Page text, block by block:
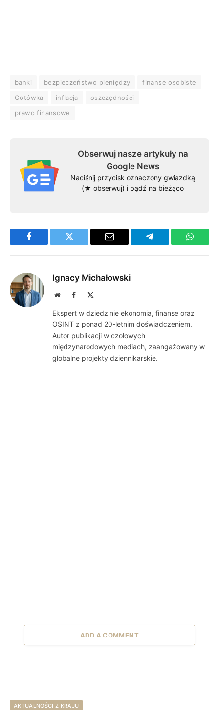
banki bezpieczeństwo pieniędzy
finanse osobiste
Gotówka
inflacja
oszczędności
prawo finansowe
Obserwuj nasze artykuły na
Google News
Naciśnij przycisk oznaczony gwiazdką
(★ obserwuj) i bądź na bieżąco
Facebook Twitter Email Telegram
Ignacy Michałowski
WebsiteFacebook
Ekspert w dziedzinie ekonomia, finanse oraz
OSINT z ponad 20-letnim doświadczeniem.
Autor publikacji w czołowych
międzynarodowych mediach, zaangażowany w
globalne projekty dziennikarskie.
ADD A COMMENT
AKTUALNOŚCI Z KRAJU